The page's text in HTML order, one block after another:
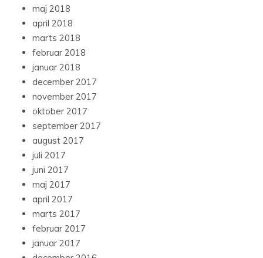
maj 2018
april 2018
marts 2018
februar 2018
januar 2018
december 2017
november 2017
oktober 2017
september 2017
august 2017
juli 2017
juni 2017
maj 2017
april 2017
marts 2017
februar 2017
januar 2017